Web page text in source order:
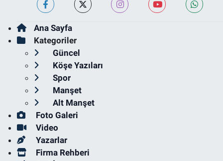
Ana Sayfa
Kategoriler
Güncel
Köşe Yazıları
Spor
Manşet
Alt Manşet
Foto Galeri
Video
Yazarlar
Firma Rehberi